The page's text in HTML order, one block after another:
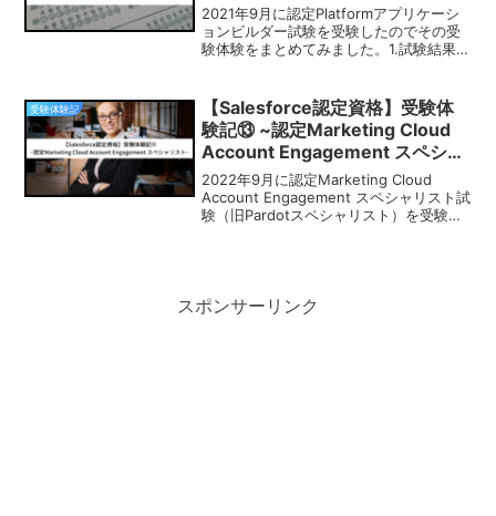
2021年9月に認定Platformアプリケーシ
ョンビルダー試験を受験したのでその受
験体験をまとめてみました。1.試験結果第
す。また各セクションの出題割合に対す
る...
受験体験記
【Salesforce認定資格】受験体
験記⑬ ~認定Marketing Cloud
Account Engagement スペシャ
リスト 1回目~
2022年9月に認定Marketing Cloud
Account Engagement スペシャリスト試
験（旧Pardotスペシャリスト）を受験し
スポンサーリンク